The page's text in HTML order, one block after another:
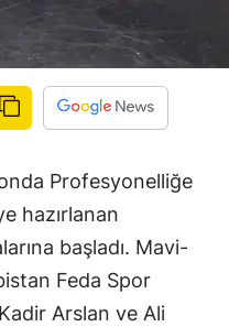
Profesyonelliğe
hazırlanan
başladı. Mavi-
Feda Spor
Arslan ve Ali